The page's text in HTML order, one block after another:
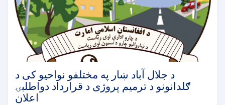
فلزی
کثافت
دانیو
جوړولو
او
پروژی
د
قرارداد
د جلال آباد ښار په مختلفو نواحیو کی د
ګلدانونو د ترمیم پروژی د قرارداد دواطلبۍ
اعلان